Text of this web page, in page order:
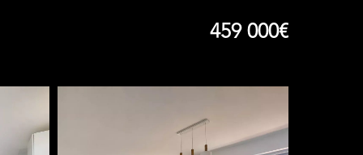
459 000€